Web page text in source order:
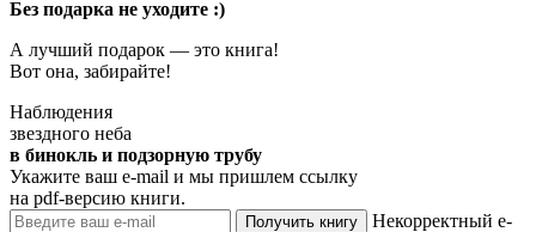
Без подарка не уходите :)
А лучший подарок — это книга!
Вот она, забирайте!
Наблюдения
звездного неба
в бинокль и подзорную трубу
Укажите ваш e-mail и мы пришлем ссылку
на pdf-версию книги.
Получить книгу
Некорректный e-